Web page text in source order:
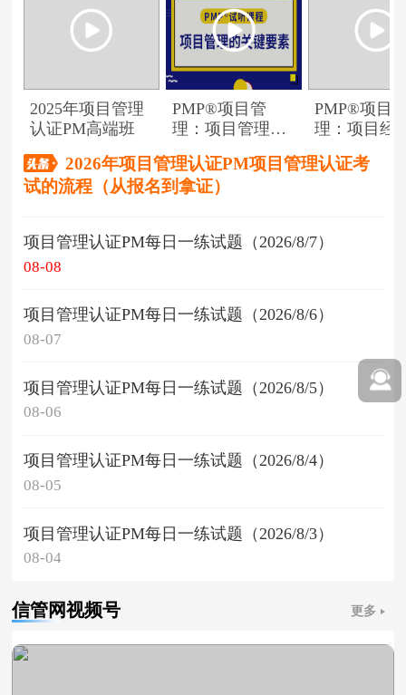
2025年项目管理
认证PM高端班
PMP®项目管
理：项目管理的
PMP®项目
理：项目经
2026年项目管理认证PM项目管理认证考
试的流程（从报名到拿证）
项目管理认证PM每日一练试题（2026/8/7）
08-08
项目管理认证PM每日一练试题（2026/8/6）
08-07
项目管理认证PM每日一练试题（2026/8/5）
08-06
项目管理认证PM每日一练试题（2026/8/4）
08-05
项目管理认证PM每日一练试题（2026/8/3）
08-04
信管网视频号 更多